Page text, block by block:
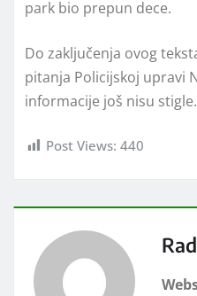
park bio prepun dece.
Do zaključenja ovog
pitanja Policijskoj upravi
informacije još nisu stigle.
Post Views: 440